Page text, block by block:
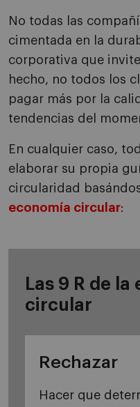
No todas las
cimentada en la
corporativa que
hecho, no todos los
pagar más por la
tendencias del
En cualquier caso,
elaborar su propia
circularidad
economía circular:
Las 9 R de
circular
Rechazar
Hacer que